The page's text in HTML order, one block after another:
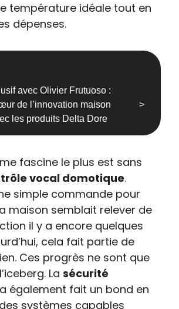
température idéale tout en
dépenses.
avec Olivier Frutuoso :
de l’innovation maison
les produits Delta Dore
fascine le plus est sans
vocal domotique.
simple commande pour
maison semblait relever de
il y a encore quelques
cela fait partie de
Ces progrès ne sont que
Lasécurité
a également fait un bond en
systèmes capables